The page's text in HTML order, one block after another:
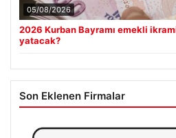
05/08/2026
2026 Kurban Bayramı emekli
yatacak?
Son Eklenen Firmalar